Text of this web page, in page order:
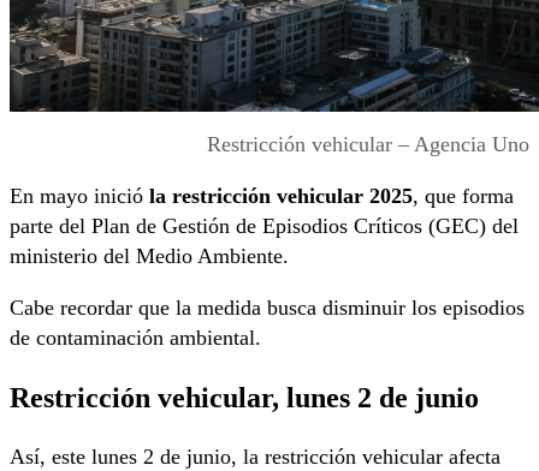
Restricción vehicular – Agencia Uno
En mayo inició la restricción vehicular 2025, que forma
parte del Plan de Gestión de Episodios Críticos (GEC) del
ministerio del Medio Ambiente.
Cabe recordar que la medida busca disminuir los episodios
de contaminación ambiental.
Restricción vehicular, lunes 2 de junio
Así, este lunes 2 de junio, la restricción vehicular afecta